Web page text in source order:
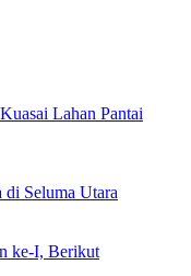
Lahan Pantai
di Seluma Utara
ke-I, Berikut